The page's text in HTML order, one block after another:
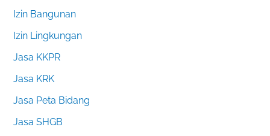
Izin Bangunan
Izin Lingkungan
Jasa KKPR
Jasa KRK
Jasa Peta Bidang
Jasa SHGB